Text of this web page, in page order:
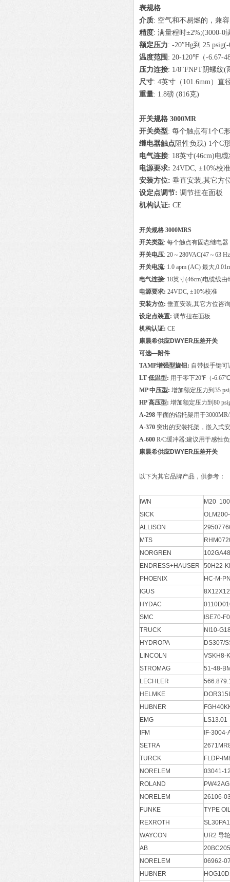
表规格
介质: 空气和不易燃的，兼
精度: 满量程时±2%;(3000-0
额定压力: -20″Hg到 25
温度范围 : 20-120℉（-6.67-
压力连接: 1/8″FNPT阴螺纹(
尺寸: 4英寸（101.6mm）直
重量: 1.8磅 (816克)
开关规格 3000MR
开关类型: 每个触点有1个C
继电器触点阻性负载) 1个C
电气连接: 18英寸(46cm)电
电源要求: 24VDC, ±10%校准
安装方位: 垂直安装,其它方
设定点调节: 调节扭在面板
机构认证: CE
开关规格 3000MRS
开关类型: 每个触点有固态继电器
开关电压: 20～280VAC(47～63
开关电流: 1.0 apm (AC) 最大
电气连接: 18英寸(46cm)电缆线
电源要求: 24VDC, ±10%校准
安装方位: 垂直安装,其它方位咨
设定点装置: 调节扭在面板
机构认证: CE
康晨希供应DWYER压差开关
可选—附件
TAMP增强型旋钮: 自带扳手键可
LT 低温型: 用于零下20℉（-
MP 中压型: 增加额定压力到35
HP 高压型: 增加额定压力到80
A-298 平面的铝托架用于
A-370 突出的安装托架，嵌入式
A-600 R/C缓冲器:建议用于感性
康晨希供应DWYER压差开关
以下为其它品牌产品，供参考：
IWN
M20
SICK
ALLISON
MTS
NORGREN
ENDRESS+HAUSER
50H22-
PHOENIX
HC-M-
IGUS
HYDAC
SMC
ISE70-
TRUCK
NI10-
HYDROPA
DS307/
LINCOLN
VSKH8-
STROMAG
51-48-
LECHLER
HELMKE
HUBNER
EMG
LS13.01
IFM
IF-3004-
SETRA
TURCK
FLDP-
NORELEM
03041-
ROLAND
NORELEM
26106-
FUNKE
TYPE
REXROTH
WAYCON
UR2 导轮
AB
NORELEM
06962-
HUBNER